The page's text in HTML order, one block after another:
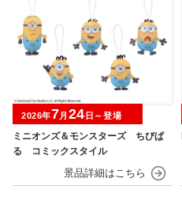
ミニオンズ＆モンスターズ ちびぱ
る コミックスタイル
2026年7月 24 日～登場